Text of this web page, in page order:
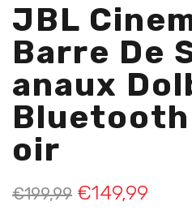
JBL
Barre De
Anaux
Bluetooth
Oir
€199,99 €149,99